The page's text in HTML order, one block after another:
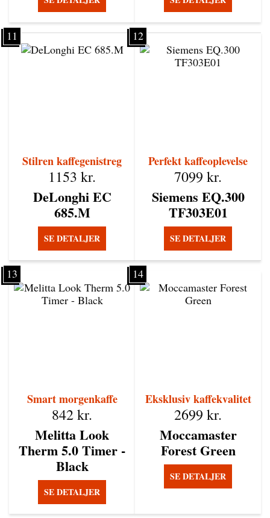
11
Stilren kaffegenistreg
DeLonghi EC
685.M
1153 kr.
SE DETALJER
12
Perfekt kaffeoplevelse
Siemens EQ.300
TF303E01
7099 kr.
SE DETALJER
13
Smart morgenkaffe
Melitta Look
Therm 5.0 Timer -
Black
842kr.
SE DETALJER
14
Eksklusiv kaffekvalitet
Moccamaster
Forest Green
2699 kr.
SE DETALJER